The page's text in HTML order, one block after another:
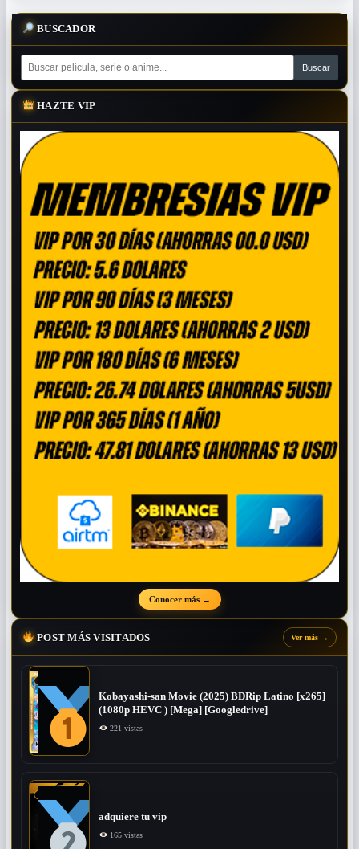
BUSCADOR
HAZTE VIP
Conocer más →
POST MÁS VISITADOS Ver más →
Kobayashi-san Movie (2025) BDRip Latino [x265]
(1080p HEVC ) [Mega] [Googledrive]
221 vistas
adquiere tu vip
165 vistas